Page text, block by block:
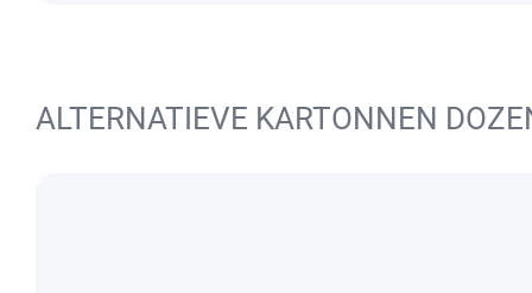
ALTERNATIEVE KARTONNEN